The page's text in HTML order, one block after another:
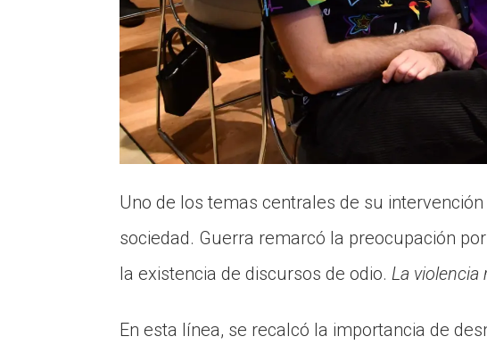
Uno de los temas centrales de su
sociedad. Guerra remarcó la preocupación
la existencia de discursos de odio. La
En esta línea, se recalcó la importancia de